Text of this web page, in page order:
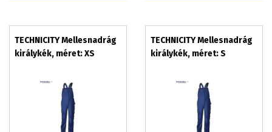
TECHNICITY Mellesnadrág
királykék, méret: XS
TECHNICITY Mellesnadrág
királykék, méret: S